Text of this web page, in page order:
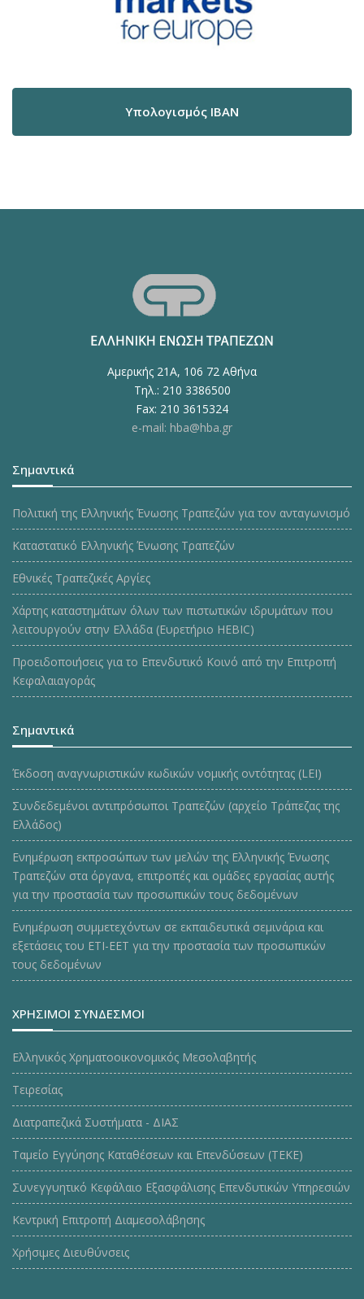
Υπολογισμός IBAN
Αμερικής 21Α, 106 72 Αθήνα
Τηλ.: 210 3386500
Fax: 210 3615324
e-mail: hba@hba.gr
Σημαντικά
Πολιτική της Ελληνικής Ένωσης Τραπεζών για τον ανταγωνισμό
Καταστατικό Ελληνικής Ένωσης Τραπεζών
Εθνικές Τραπεζικές Αργίες
Χάρτης καταστημάτων όλων των πιστωτικών ιδρυμάτων που
λειτουργούν στην Ελλάδα (Ευρετήριο HEBIC)
Προειδοποιήσεις για το Επενδυτικό Κοινό από την Επιτροπή
Κεφαλαιαγοράς
Σημαντικά
Έκδοση αναγνωριστικών κωδικών νομικής οντότητας (LEI)
Συνδεδεμένοι αντιπρόσωποι Τραπεζών (αρχείο Τράπεζας της
Ελλάδος)
Ενημέρωση εκπροσώπων των μελών της Ελληνικής Ένωσης
Τραπεζών στα όργανα, επιτροπές και ομάδες εργασίας αυτής
για την προστασία των προσωπικών τους δεδομένων
Ενημέρωση συμμετεχόντων σε εκπαιδευτικά σεμινάρια και
εξετάσεις του ΕΤΙ-ΕΕΤ για την προστασία των προσωπικών
τους δεδομένων
ΧΡΗΣΙΜΟΙ ΣΥΝΔΕΣΜΟΙ
Ελληνικός Χρηματοοικονομικός Μεσολαβητής
Τειρεσίας
Διατραπεζικά Συστήματα - ΔΙΑΣ
Ταμείο Εγγύησης Καταθέσεων και Επενδύσεων (ΤΕΚE)
Συνεγγυητικό Κεφάλαιο Εξασφάλισης Επενδυτικών Υπηρεσιών
Κεντρική Επιτροπή Διαμεσολάβησης
Χρήσιμες Διευθύνσεις